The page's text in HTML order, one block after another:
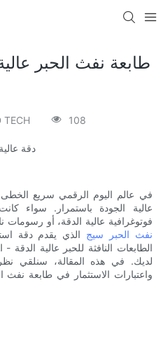
طابعة نفث الحبر
TECH 108
دقة
في عالم اليوم الرقمي سريع
عالية الجودة باستمرار. سواء
فوتوغرافية عالية الدقة، أو رسومات
نفث الحبر سيج الذي يقدم دقة
الطابعات النافثة للحبر عالية الدقة
لديك. في هذه المقالة، سنلقي
واعتبارات الاستثمار في طابعة نفث